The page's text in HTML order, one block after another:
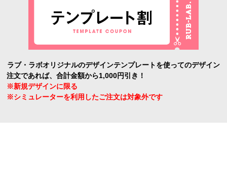
ラブ・ラボオリジナルのデザインテンプレートを使ってのデザイン
注文であれば、合計金額から1,000円引き！
※新規デザインに限る
※シミュレーターを利用したご注文は対象外です